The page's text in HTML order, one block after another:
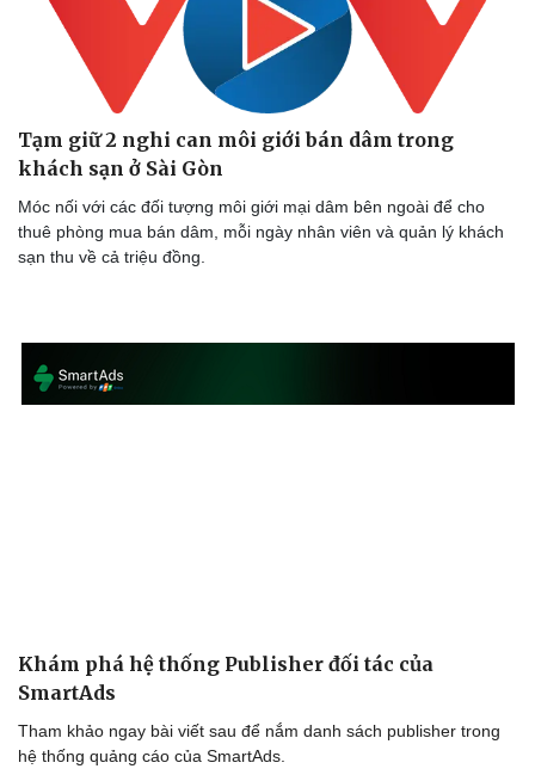
Tạm giữ 2 nghi can môi giới bán dâm trong
khách sạn ở Sài Gòn
Móc nối với các đối tượng môi giới mại dâm bên ngoài để cho
thuê phòng mua bán dâm, mỗi ngày nhân viên và quản lý khách
sạn thu về cả triệu đồng.
Khám phá hệ thống Publisher đối tác của
SmartAds
Tham khảo ngay bài viết sau để nắm danh sách publisher trong
hệ thống quảng cáo của SmartAds.